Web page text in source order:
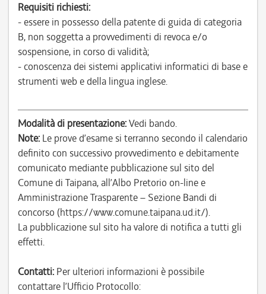
Requisiti richiesti:
- essere in possesso della patente di guida di categoria
B, non soggetta a provvedimenti di revoca e/o
sospensione, in corso di validità;
- conoscenza dei sistemi applicativi informatici di base e
strumenti web e della lingua inglese.
Modalità di presentazione:Vedi bando.
Note: Le prove d’esame si terranno secondo il calendario
definito con successivo provvedimento e debitamente
comunicato mediante pubblicazione sul sito del
Comune di Taipana, all’Albo Pretorio on-line e
Amministrazione Trasparente – Sezione Bandi di
concorso (https://www.comune.taipana.ud.it/).
La pubblicazione sul sito ha valore di notifica a tutti gli
effetti.
Contatti: Per ulteriori informazioni è possibile
contattare l’Ufficio Protocollo: